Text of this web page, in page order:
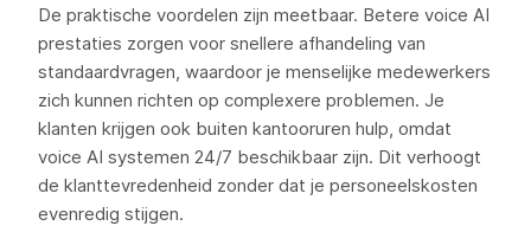
De praktische voordelen zijn meetbaar. Betere voice AI
prestaties zorgen voor snellere afhandeling van
standaardvragen, waardoor je menselijke medewerkers
zich kunnen richten op complexere problemen. Je
klanten krijgen ook buiten kantooruren hulp, omdat
voice AI systemen 24/7 beschikbaar zijn. Dit verhoogt
de klanttevredenheid zonder dat je personeelskosten
evenredig stijgen.